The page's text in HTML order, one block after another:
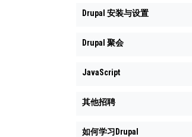
Drupal 安装与设置
Drupal 聚会
JavaScript
其他招聘
如何学习Drupal